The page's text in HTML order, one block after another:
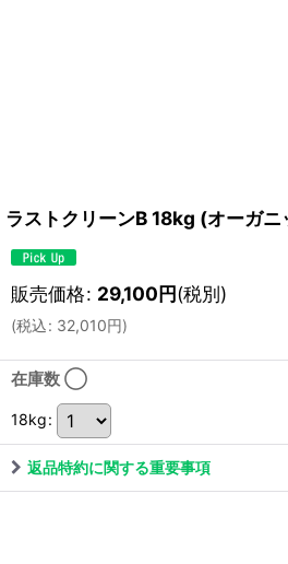
ラストクリーンB 18kg (オーガ
販売価格: 29,100円(税別)
(税込: 32,010円)
在庫数 ◯
18kg:
返品特約に関する重要事項